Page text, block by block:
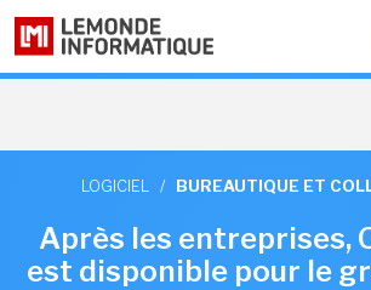
LOGICIEL / BUREAUTIQUE ET
Après les entreprises,
est disponible pour le